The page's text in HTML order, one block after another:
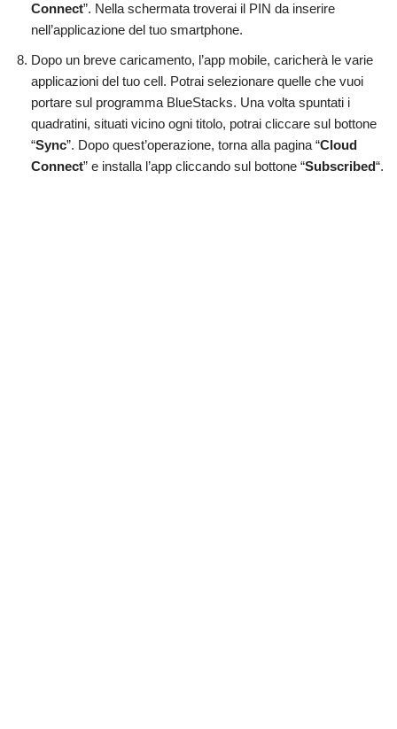
Connect”. Nella schermata troverai il PIN da inserire
nell’applicazione del tuo smartphone.
Dopo un breve caricamento, l’app mobile, caricherà le varie
applicazioni del tuo cell. Potrai selezionare quelle che vuoi
portare sul programma BlueStacks. Una volta spuntati i
quadratini, situati vicino ogni titolo, potrai cliccare sul bottone
“Sync”. Dopo quest’operazione, torna alla pagina “Cloud
Connect” e installa l’app cliccando sul bottone “Subscribed“.